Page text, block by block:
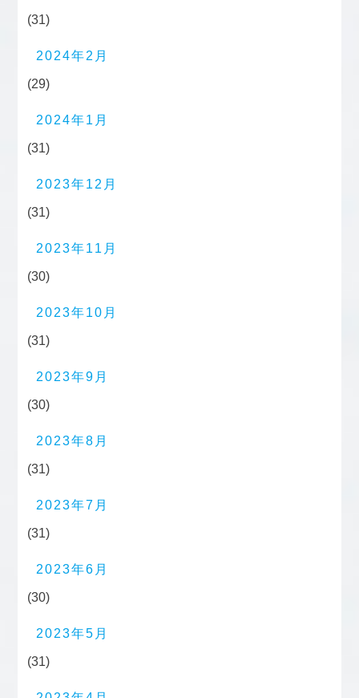
(31)
2024年2月
(29)
2024年1月
(31)
2023年12月
(31)
2023年11月
(30)
2023年10月
(31)
2023年9月
(30)
2023年8月
(31)
2023年7月
(31)
2023年6月
(30)
2023年5月
(31)